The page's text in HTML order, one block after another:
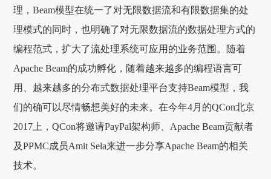
理，Beam模型在统一了对无限数据流和有限数据集的处
理模式的同时，也明确了对无限数据流的数据处理方式的
编程范式，扩大了流处理系统可应用的业务范围。随着
Apache Beam的成功孵化，随着越来越多的编程语言可
用、越来越多的分布式数据处理平台支持Beam模型，我
们的确可以尽情畅想美好的未来。在今年4月的QCon北京
2017上，QCon将邀请PayPal架构师、Apache Beam贡献者
及PPMC成员Amit Sela来进一步分享Apache Beam的相关
技术。